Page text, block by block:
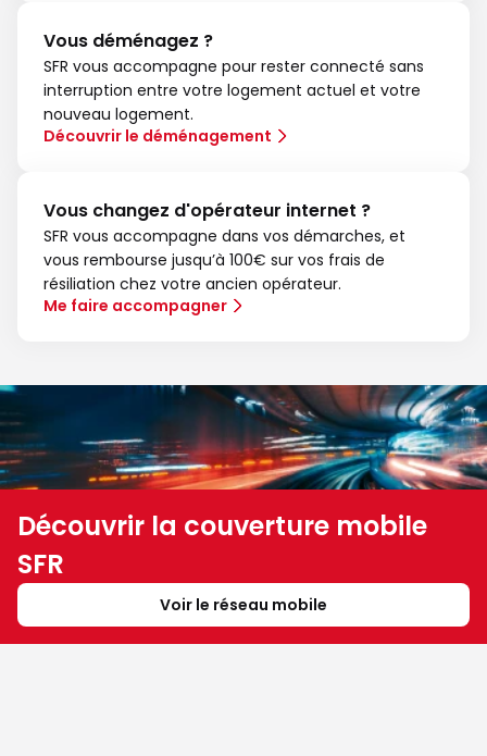
Vous déménagez ?
SFR vous accompagne pour rester connecté sans
interruption entre votre logement actuel et votre
nouveau logement.
Découvrir le déménagement
Vous changez d'opérateur internet ?
SFR vous accompagne dans vos démarches, et
vous rembourse jusqu’à 100€ sur vos frais de
résiliation chez votre ancien opérateur.
Me faire accompagner
Découvrir la couverture mobile
SFR
Voir le réseau mobile